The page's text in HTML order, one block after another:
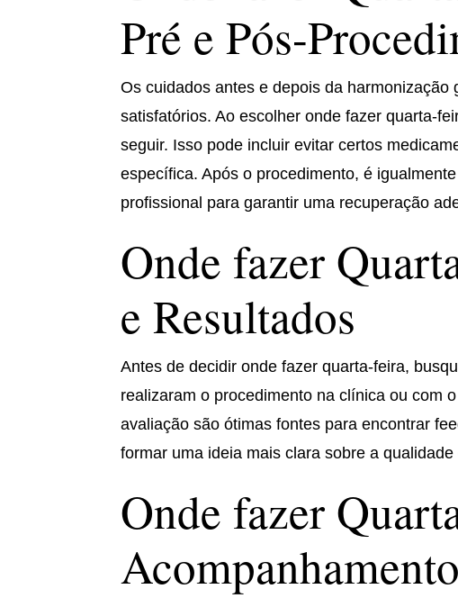
Pré e Pós-
Os cuidados antes e depois da
satisfatórios. Ao escolher onde fazer quarta-
seguir. Isso pode incluir evitar certos
específica. Após o procedimento, é
profissional para garantir uma recuperação
Onde fazer
e Resultados
Antes de decidir onde fazer quarta-feira,
realizaram o procedimento na clínica ou com
avaliação são ótimas fontes para encontrar
formar uma ideia mais clara sobre a
Onde fazer